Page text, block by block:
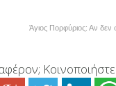
Άγιος Πορφύριος: Αν δεν